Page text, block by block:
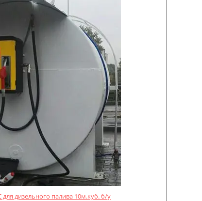
для дизельного палива 10м.куб. б/у